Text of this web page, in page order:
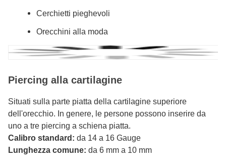
Cerchietti pieghevoli
Orecchini alla moda
Piercing alla cartilagine
Situati sulla parte piatta della cartilagine superiore
dell'orecchio. In genere, le persone possono inserire da
uno a tre piercing a schiena piatta.
Calibro standard: da 14 a 16 Gauge
Lunghezza comune: da 6 mm a 10 mm